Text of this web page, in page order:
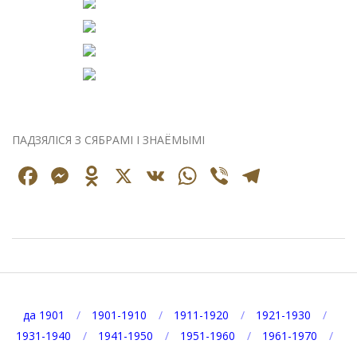
ПАДЗЯЛІСЯ З СЯБРАМІ І ЗНАЁМЫМІ
Facebook
Messenger
Odnoklassniki
X VK WhatsApp
Viber
08-
да 1901
1901-1910 1911-1920
1921-1930
1931-1940
1941-1950 1951-1960
1961-1970